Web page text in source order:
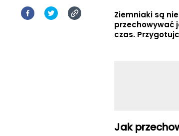
Ziemniaki są
przechowywać
czas.
Jak